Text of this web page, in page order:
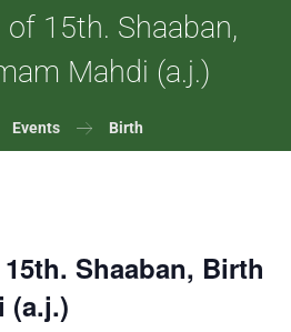
15th. Shaaban,
Mahdi (a.j.)
Events Birth
Shaaban, Birth
(a.j.)